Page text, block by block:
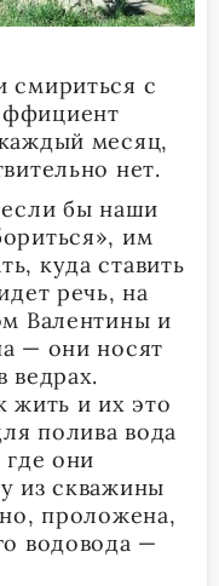
смириться с
месяц,
нет.
бы наши
им
куда ставить
речь, на
Валентины и
— они носят
ведрах.
жить и их это
полива вода
где они
из скважины
проложена,
водовода —